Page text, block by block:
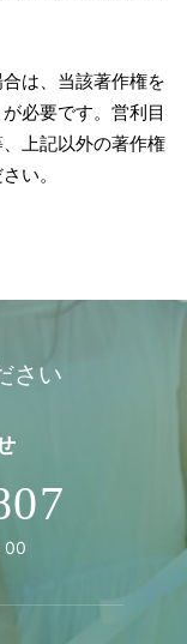
は、当該著作権を
必要です。営利目
上記以外の著作権
い。
さい
00